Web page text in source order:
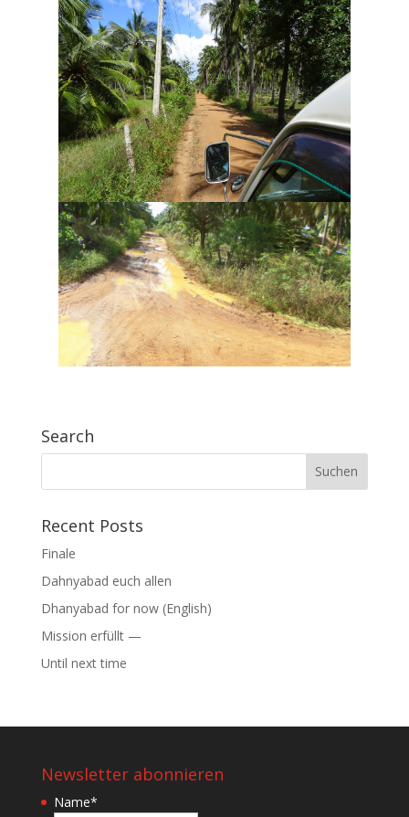
Search
Suchen
Recent Posts
Finale
Dahnyabad euch allen
Dhanyabad for now (English)
Mission erfüllt —
Until next time
Newsletter abonnieren
Name*